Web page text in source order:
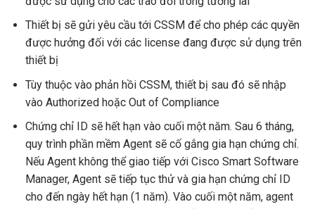
Thiết bị sẽ gửi yêu cầu tới CSSM để cho phép các quyền
được hưởng đối với các license đang được sử dụng trên
thiết bị
Tùy thuộc vào phản hồi CSSM, thiết bị sau đó sẽ nhập
vào Authorized hoặc Out of Compliance
Chứng chỉ ID sẽ hết hạn vào cuối một năm. Sau 6 tháng,
quy trình phần mềm Agent sẽ cố gắng gia hạn chứng chỉ.
Nếu Agent không thể giao tiếp với Cisco Smart Software
Manager, Agent sẽ tiếp tục thử và gia hạn chứng chỉ ID
cho đến ngày hết hạn (1 năm). Vào cuối một năm, agent